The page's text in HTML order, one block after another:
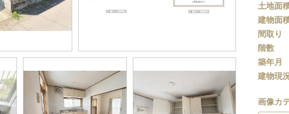
土地面
建物面
間取り
階数
築年月
建物現
画像カ